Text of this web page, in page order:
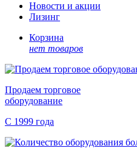
Новости и акции
Лизинг
Корзина
нет товаров
Продаем торговое
оборудование
С 1999 года